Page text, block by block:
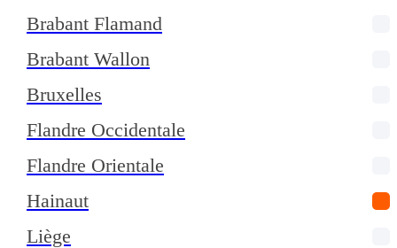
Brabant Flamand
Brabant Wallon
Bruxelles
Flandre Occidentale
Flandre Orientale
Hainaut
Liège